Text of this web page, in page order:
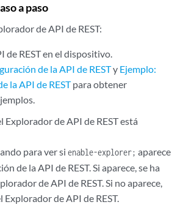
a paso
de API de REST:
de REST en el dispositivo.
de la API de RESTy Ejemplo:
la API de RESTpara obtener
Explorador de API de REST está
para ver sienable-explorer; aparece
de la API de REST. Si aparece, se ha
de API de REST. Si no aparece,
de API de REST.